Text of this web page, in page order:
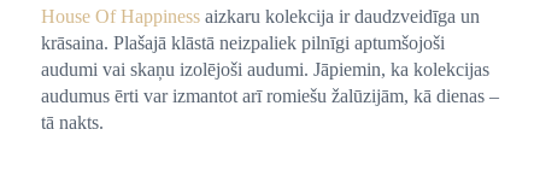
House Of Happinessaizkaru kolekcija ir daudzveidīga un
krāsaina. Plašajā klāstā neizpaliek pilnīgi aptumšojoši
audumi vai skaņu izolējoši audumi. Jāpiemin, ka kolekcijas
audumus ērti var izmantot arī romiešu žalūzijām, kā dienas –
tā nakts.